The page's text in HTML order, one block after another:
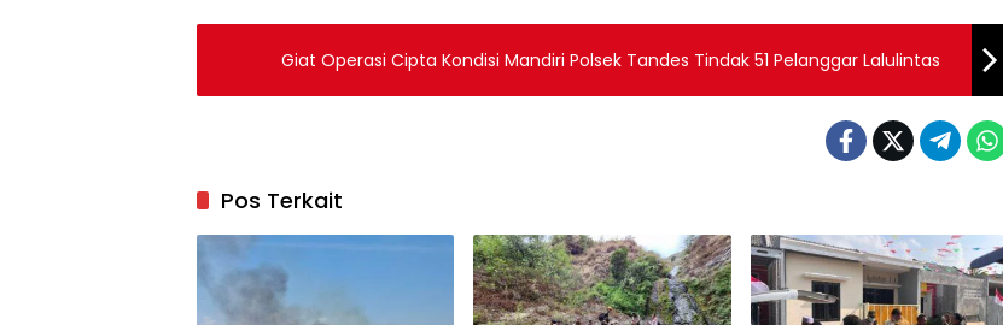
Giat Operasi Cipta Kondisi Mandiri Polsek Tandes Tindak 51 Pelanggar Lalulintas
Pos Terkait